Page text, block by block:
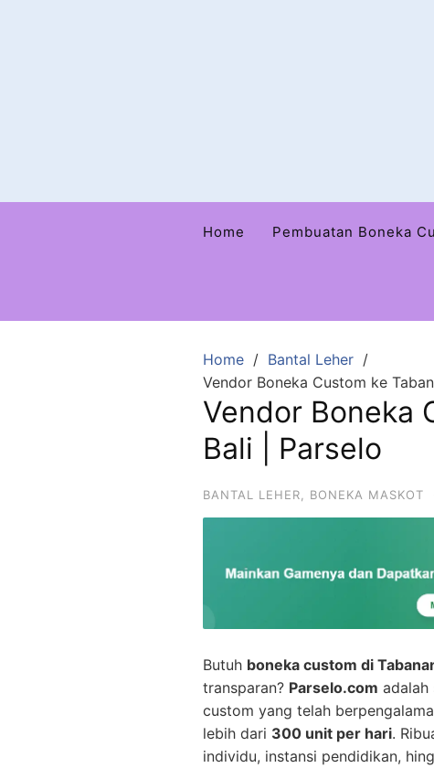
Home Pembuatan Boneka
Home
Bantal Leher
Vendor Boneka Custom ke
Vendor Boneka
Bali | Parselo
BANTAL LEHER BONEKA MASKOT
Butuh boneka custom di
transparan? Parselo.com adalah
custom yang telah
lebih dari 300 unit per hari.
individu, instansi pendidikan,